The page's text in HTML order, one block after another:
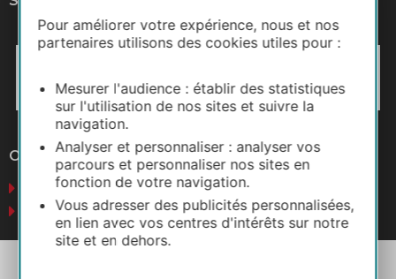
Pour améliorer votre expérience, nous et nos
partenaires utilisons des cookies utiles pour :
Mesurer l'audience : établir des statistiques
sur l'utilisation de nos sites et suivre la
navigation.
Analyser et personnaliser : analyser vos
parcours et personnaliser nos sites en
fonction de votre navigation.
Vous adresser des publicités personnalisées,
en lien avec vos centres d'intérêts sur notre
site et en dehors.
Otros sitios web
Negocios
Prensa